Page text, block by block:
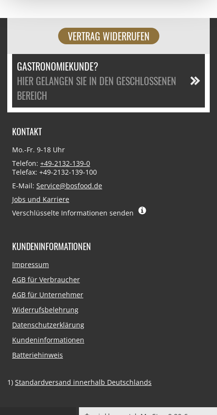
VERTRAG WIDERRUFEN
GASTRONOMIEKUNDE?
HIER GELANGEN SIE IN DEN GESCHLOSSENEN
BEREICH
KONTAKT
Mo.-Fr. 9-18 Uhr
Telefon: +49-2132-139-0
Telefax: +49-2132-139-100
E-Mail: Service@bosfood.de
Jobs und Karriere
Verschlüsselte Informationen senden
KUNDENINFORMATIONEN
Navigation
Impressum
AGB für Verbraucher
AGB für Unternehmer
Widerrufsbelehrung
Datenschutzerklärung
Kundeninformationen
Batteriehinweis
1) Standardversand innerhalb Deutschlands